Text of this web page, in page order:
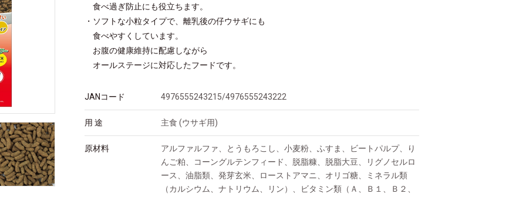
食べ過ぎ防止にも役立ちます。
・ソフトな小粒タイプで、離乳後の仔ウサギにも
食べやすくしています。
お腹の健康維持に配慮しながら
オールステージに対応したフードです。
JANコード 4976555243215/4976555243222
用 途 主食 (ウサギ用)
原材料
アルファルファ、とうもろこし、小麦粉、ふすま、ビートパルプ、り
んご粕、コーングルテンフィード、脱脂糠、脱脂大豆、リグノセルロ
ース、油脂類、発芽玄米、ローストアマニ、オリゴ糖、ミネラル類
（カルシウム、ナトリウム、リン）、ビタミン類（Ａ、Ｂ１、Ｂ２、